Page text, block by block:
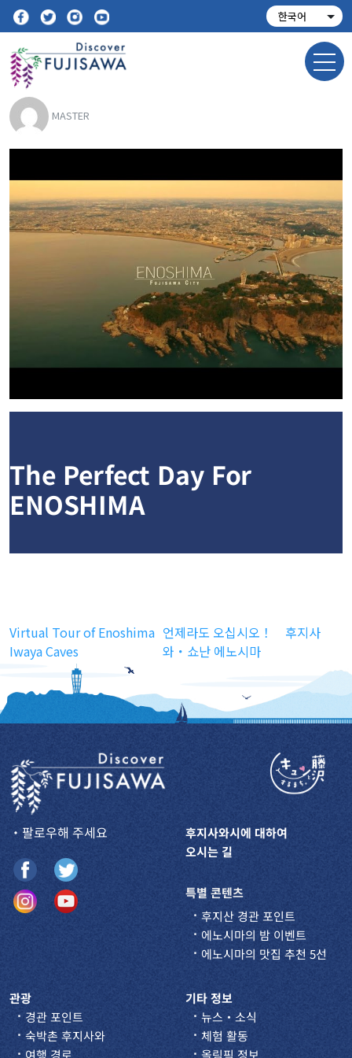
MASTER
The Perfect Day For
ENOSHIMA
글 탐색
Virtual Tour of Enoshima
Iwaya Caves
언제라도 오십시오！ 후지사
와・쇼난 에노시마
후지사와시에 대하여
오시는 길
특별 콘텐츠
후지산 경관 포인트
에노시마의 밤 이벤트
에노시마의 맛집 추천 5선
관광
경관 포인트
숙박촌 후지사와
여행 경로
기타 정보
뉴스・소식
체험 활동
올림픽 정보
・팔로우해 주세요